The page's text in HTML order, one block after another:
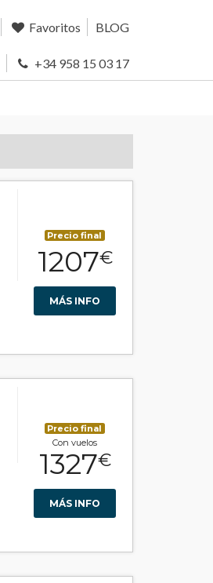
Favoritos BLOG
+34 958 15 03 17
Precio final
1207€
MÁS INFO
Precio final
Con vuelos
1327€
MÁS INFO